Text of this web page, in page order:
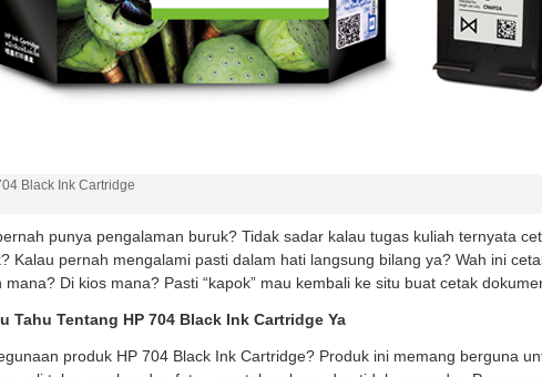
Black Ink Cartridge
punya pengalaman buruk? Tidak sadar kalau tugas kuliah ternyata
Kalau pernah mengalami pasti dalam hati langsung bilang ya? Wah ini
mana? Di kios mana? Pasti “kapok” mau kembali ke situ buat cetak
Tahu Tentang HP 704 Black Ink Cartridge Ya
produk HP 704 Black Ink Cartridge? Produk ini memang berguna